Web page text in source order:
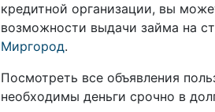
кредитной организации, вы
возможности выдачи займа на
Миргород.
Посмотреть все объявления
необходимы деньги срочно в